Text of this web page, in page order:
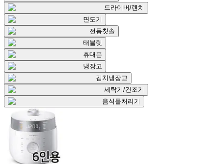
드라이버/렌치
면도기
전동칫솔
태블릿
휴대폰
냉장고
김치냉장고
세탁기/건조기
음식물처리기